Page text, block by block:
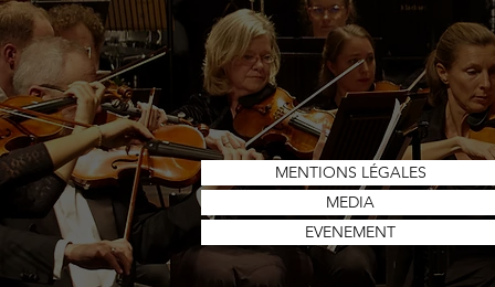
MENTIONS LÉGALES
MEDIA
EVENEMENT